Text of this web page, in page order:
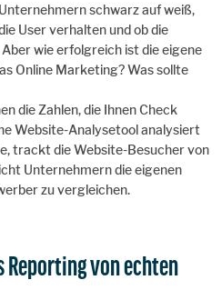
schwarz auf weiß,
User verhalten und ob die
wie erfolgreich ist die eigene
Online Marketing? Was sollte
die Zahlen, die Ihnen Check
Website-Analysetool analysiert
trackt die Website-Besucher von
Unternehmern die eigenen
zu vergleichen.
Reporting von echten